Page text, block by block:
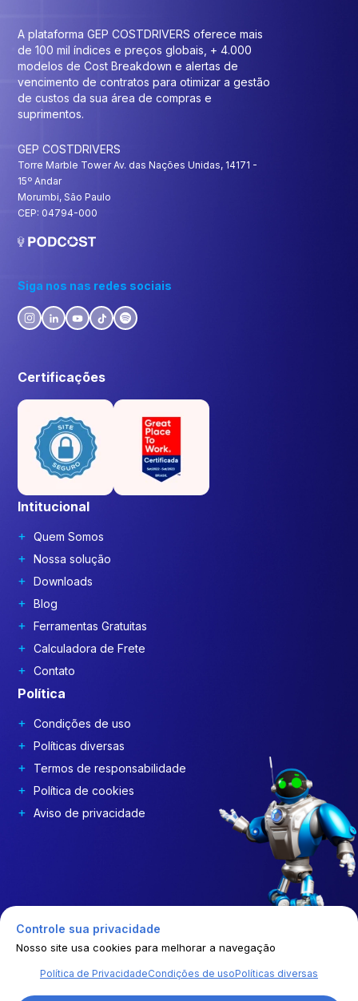
A plataforma GEP COSTDRIVERS oferece mais
de 100 mil índices e preços globais, + 4.000
modelos de Cost Breakdown e alertas de
vencimento de contratos para otimizar a gestão
de custos da sua área de compras e
suprimentos.
GEP COSTDRIVERS
Torre Marble Tower Av. das Nações Unidas, 14171 -
15º Andar
Morumbi, São Paulo
CEP: 04794-000
Intitucional
Quem Somos
Nossa solução
Downloads
Blog
Ferramentas Gratuitas
Calculadora de Frete
Contato
Política
Condições de uso
Políticas diversas
Termos de responsabilidade
Política de cookies
Aviso de privacidade
Siga nos nas redes sociais
Certificações
Controle sua privacidade
Nosso site usa cookies para melhorar a navegação
Política de PrivacidadeCondições de usoPolíticas diversas